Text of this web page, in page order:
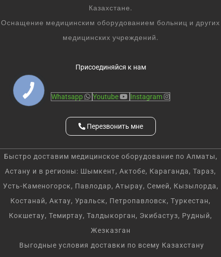
Казахстане.
Оснащение медицинским оборудованием больниц и других
медицинских учреждений.
Присоединяйся к нам
Whatsapp Youtube Instagram
Перезвонить мне
Быстро доставим медицинское оборудование по Алматы,
Астану и в регионы: Шымкент, Актобе, Караганда, Тараз,
Усть-Каменогорск, Павлодар, Атырау, Семей, Кызылорда,
Костанай, Актау, Уральск, Петропавловск, Туркестан,
Кокшетау, Темиртау, Талдыкорган, Экибастуз, Рудный,
Жезказган
Выгодные условия доставки по всему Казахстану